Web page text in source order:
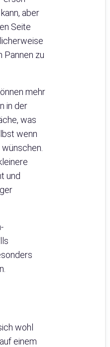
aber
Seite
Pannen zu
mehr
in der
was
wenn
und
wohl
einem